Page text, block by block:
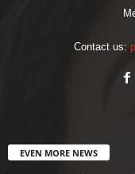
Contact us:
EVEN MORE NEWS